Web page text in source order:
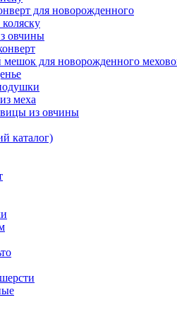
для новорожденного
овчины
для новорожденного
меха
из овчины
каталог)